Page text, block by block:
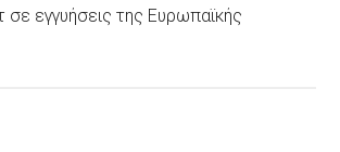
σε εγγυήσεις της Ευρωπαϊκής